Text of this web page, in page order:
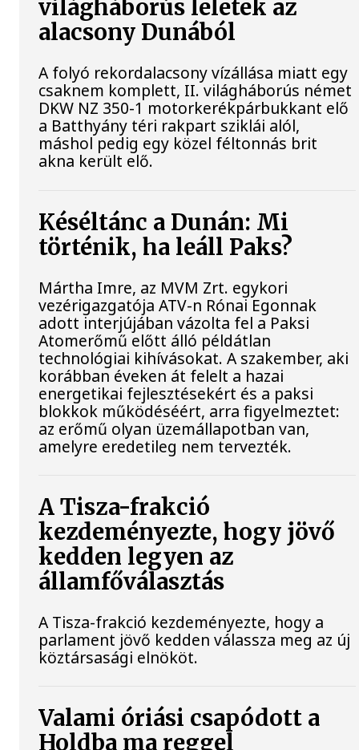
világháborús leletek az
alacsony Dunából
A folyó rekordalacsony vízállása miatt egy
csaknem komplett, II. világháborús német
DKW NZ 350-1 motorkerékpárbukkant elő
a Batthyány téri rakpart sziklái alól,
máshol pedig egy közel féltonnás brit
akna került elő.
Késéltánc a Dunán: Mi
történik, ha leáll Paks?
Mártha Imre, az MVM Zrt. egykori
vezérigazgatója ATV-n Rónai Egonnak
adott interjújában vázolta fel a Paksi
Atomerőmű előtt álló példátlan
technológiai kihívásokat. A szakember, aki
korábban éveken át felelt a hazai
energetikai fejlesztésekért és a paksi
blokkok működéséért, arra figyelmeztet:
az erőmű olyan üzemállapotban van,
amelyre eredetileg nem tervezték.
A Tisza-frakció
kezdeményezte, hogy jövő
kedden legyen az
államfőválasztás
A Tisza-frakció kezdeményezte, hogy a
parlament jövő kedden válassza meg az új
köztársasági elnököt.
Valami óriási csapódott a
Holdba ma reggel